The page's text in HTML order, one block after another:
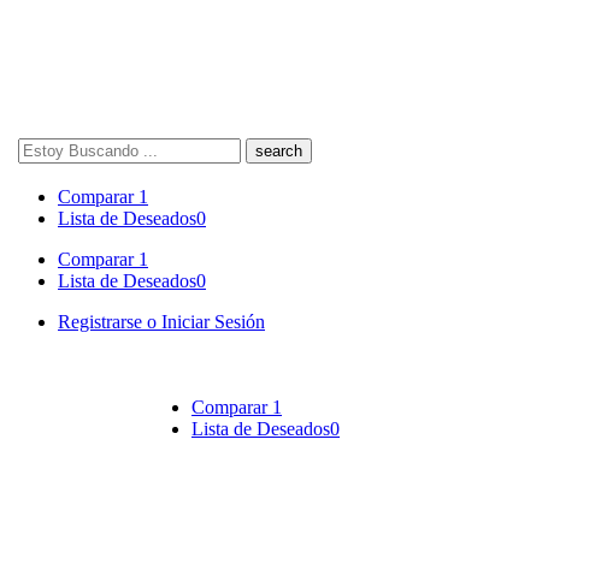
Search
here
Comparar 1
Lista de Deseados0
Comparar 1
Lista de Deseados0
Registrarse o Iniciar Sesión
Comparar 1
Lista de Deseados0